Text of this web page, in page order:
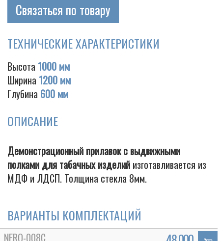
Cigarette
Связаться по товару
ТЕХНИЧЕСКИЕ ХАРАКТЕРИСТИКИ
Высота 1000 мм
Ширина 1200 мм
Глубина 600 мм
ОПИСАНИЕ
Демонстрационный прилавок с выдвижными
полками для табачных изделий изготавливается из
МДФ и ЛДСП. Толщина стекла 8мм.
ВАРИАНТЫ КОМПЛЕКТАЦИЙ
NERO-008C